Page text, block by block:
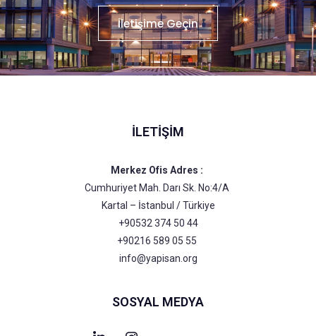
İletişime Geçin
İLETIŞIM
Merkez Ofis Adres :
Cumhuriyet Mah. Darı Sk. No:4/A
Kartal – İstanbul / Türkiye
+90532 374 50 44
+90216 589 05 55
info@yapisan.org
SOSYAL MEDYA